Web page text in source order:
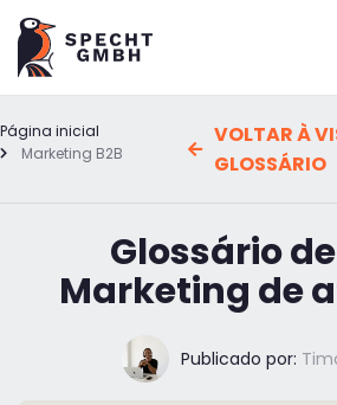
Página inicial
Marketing B2B
VOLTAR À
GLOSSÁRIO
Glossário de
Marketing de
Publicado por: